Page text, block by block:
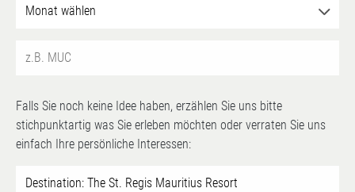
Falls Sie noch keine Idee haben, erzählen Sie uns bitte
stichpunktartig was Sie erleben möchten oder verraten Sie uns
einfach Ihre persönliche Interessen: